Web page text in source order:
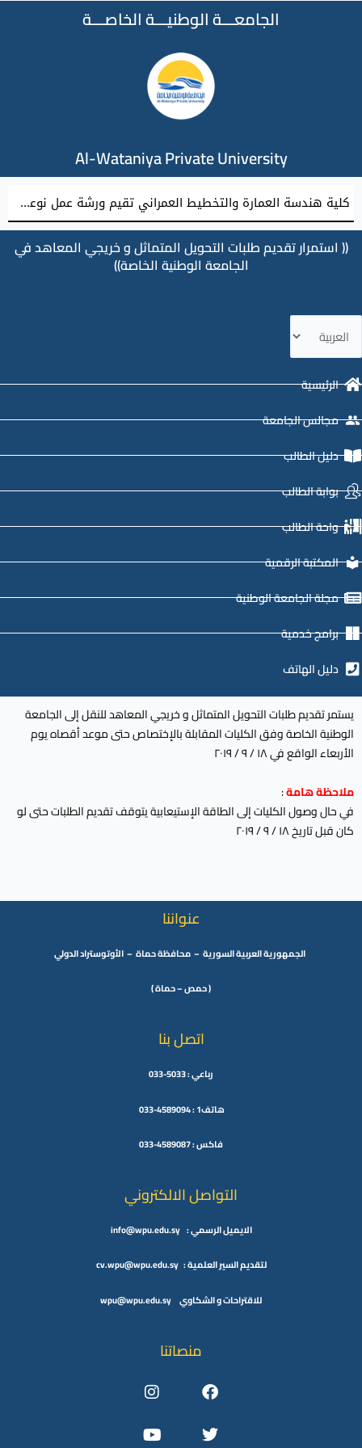
الجامعـــة الوطنيـــة الخاصـــة
Al-Wataniya Private University
كلية هندسة العمارة والتخطيط العمراني تقيم ورشة عمل نوعية نحو إعداد مشاريع تخرج معمارية مميزة
(( استمرار تقديم طلبات التحويل المتماثل و خريجي المعاهد في
الجامعة الوطنية الخاصة))
لغة
الرئيسية
مجالس الجامعة
دليل الطالب
بوابة الطالب
واحة الطالب
المكتبة الرقمية
مجلة الجامعة الوطنية
برامج خدمية
دليل الهاتف
يستمر تقديم طلبات التحويل المتماثل و خريجي المعاهد للنقل إلى الجامعة
الوطنية الخاصة وفق الكليات المقابلة بالإختصاص حتى موعد أقصاه يوم
الأربعاء الواقع في ١٨ / ٩ / ٢٠١٩
ملاحظة هامة:
في حال وصول الكليات إلى الطاقة الإستيعابية يتوقف تقديم الطلبات حتى لو
كان قبل تاريخ ١٨ / ٩ / ٢٠١٩
عنواننا
الجمهورية العربية السورية – محافظة حماة – الأوتوستراد الدولي
( حمص – حماة )
اتصل بنا
رباعي : 5033-033
هاتف1 : 4589094-033
فاكس : 4589087-033
التواصل الالكتروني
الايميل الرسمي : info@wpu.edu.sy
لتقديم السير العلمية : cv.wpu@wpu.edu.sy
للاقتراحات و الشكاوي wpu@wpu.edu.sy
منصاتنا
Facebook
Instagram Twitter
Youtube